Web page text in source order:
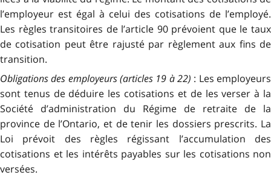
l’employeur est égal à celui des cotisations de l’employé.
Les règles transitoires de l’article 90 prévoient que le taux
de cotisation peut être rajusté par règlement aux fins de
transition.
Obligations des employeurs (articles 19 à 22) : Les employeurs
sont tenus de déduire les cotisations et de les verser à la
Société d’administration du Régime de retraite de la
province de l’Ontario, et de tenir les dossiers prescrits. La
Loi prévoit des règles régissant l’accumulation des
cotisations et les intérêts payables sur les cotisations non
versées.